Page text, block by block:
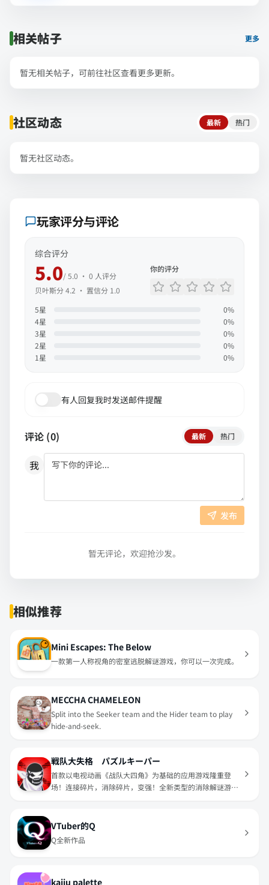
相关帖子 更多
暂无相关帖子，可前往社区查看更多更新。
社区动态 最新 热门
暂无社区动态。
玩家评分与评论
综合评分
5.0/ 5.0 · 0 人评分
贝叶斯分4.2 · 置信分 1.0
你的评分
5星 0%
4星 0%
3星 0%
2星 0%
1 星 0%
有人回复我时发送邮件提醒
评论 (0) 最新 热门
我
发布
暂无评论，欢迎抢沙发。
相似推荐
Mini Escapes: The Below
一款第一人称视角的密室逃脱解谜游戏，你可以一次完成。
MECCHA CHAMELEON
Split into the Seeker team and the Hider team to play
hide-and-seek.
戦队大失格 パズルキーパー
首款以电视动画《战队大四角》为基础的应用游戏隆重登
场！连接碎片，消除碎片，变强！全新类型的消除解谜游
VTuber的Q
Q全新作品
kaiju palette